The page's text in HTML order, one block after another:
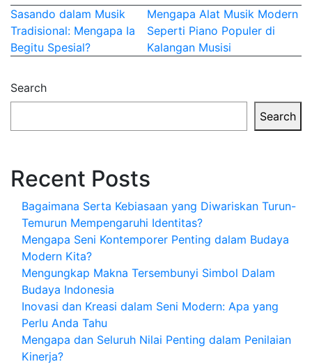
Post
navigation
Sasando dalam Musik
Tradisional: Mengapa Ia
Begitu Spesial?
Mengapa Alat Musik Modern
Seperti Piano Populer di
Kalangan Musisi
Search
Search
Recent Posts
Bagaimana Serta Kebiasaan yang Diwariskan Turun-
Temurun Mempengaruhi Identitas?
Mengapa Seni Kontemporer Penting dalam Budaya
Modern Kita?
Mengungkap Makna Tersembunyi Simbol Dalam
Budaya Indonesia
Inovasi dan Kreasi dalam Seni Modern: Apa yang
Perlu Anda Tahu
Mengapa dan Seluruh Nilai Penting dalam Penilaian
Kinerja?